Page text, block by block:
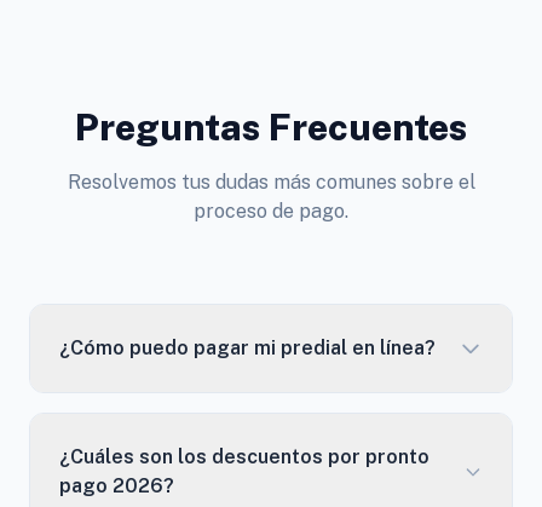
Preguntas Frecuentes
Resolvemos tus dudas más comunes sobre el
proceso de pago.
¿Cómo puedo pagar mi predial en línea?
¿Cuáles son los descuentos por pronto
pago 2026?